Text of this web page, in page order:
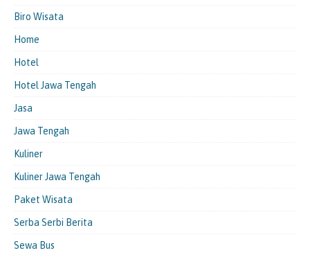
Biro Wisata
Home
Hotel
Hotel Jawa Tengah
Jasa
Jawa Tengah
Kuliner
Kuliner Jawa Tengah
Paket Wisata
Serba Serbi Berita
Sewa Bus